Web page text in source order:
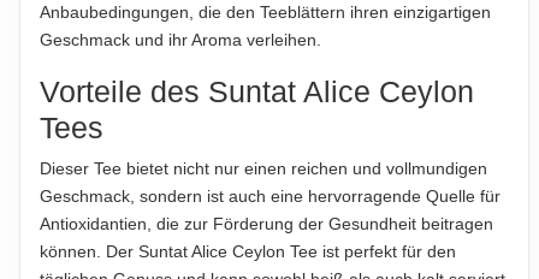
HINWEIS
Für die vorstehenden Angaben wird keine Haftung
ABTROPFGEWICHT
NETTOFÜLLMENGE
1000g
Anbaubedingungen, die den Teeblättern ihren einzigartigen
Geschmack und ihr Aroma verleihen.
Vorteile des Suntat Alice Ceylon
Tees
Dieser Tee bietet nicht nur einen reichen und vollmundigen
Geschmack, sondern ist auch eine hervorragende Quelle für
Antioxidantien, die zur Förderung der Gesundheit beitragen
können. Der Suntat Alice Ceylon Tee ist perfekt für den